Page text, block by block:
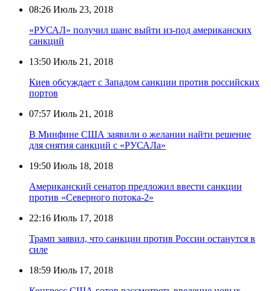
08:26 Июль 23, 2018
«РУСАЛ» получил шанс выйти из-под американских
санкций
13:50 Июль 21, 2018
Киев обсуждает с Западом санкции против российских
портов
07:57 Июль 21, 2018
В Минфине США заявили о желании найти решение
для снятия санкций с «РУСАЛа»
19:50 Июль 18, 2018
Американский сенатор предложил ввести санкции
против «Северного потока-2»
22:16 Июль 17, 2018
Трамп заявил, что санкции против России останутся в
силе
18:59 Июль 17, 2018